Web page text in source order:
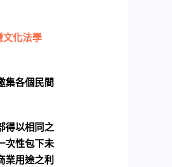
化法學
集各個民間
得以相同之
次性包下未
業用途之利